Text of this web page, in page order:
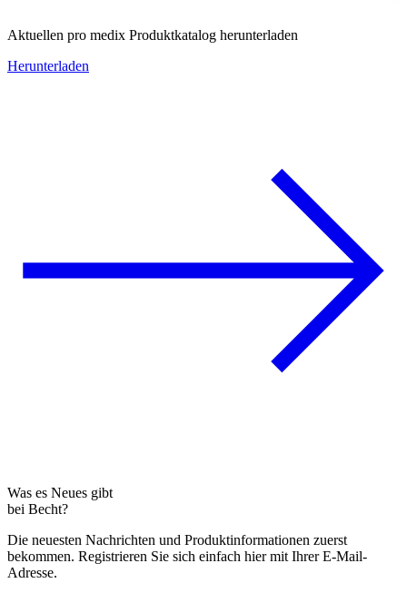
Aktuellen pro medix Produktkatalog herunterladen
Herunterladen
Was es Neues gibt
bei Becht?
Die neuesten Nachrichten und Produktinformationen zuerst
bekommen. Registrieren Sie sich einfach hier mit Ihrer E-Mail-
Adresse.